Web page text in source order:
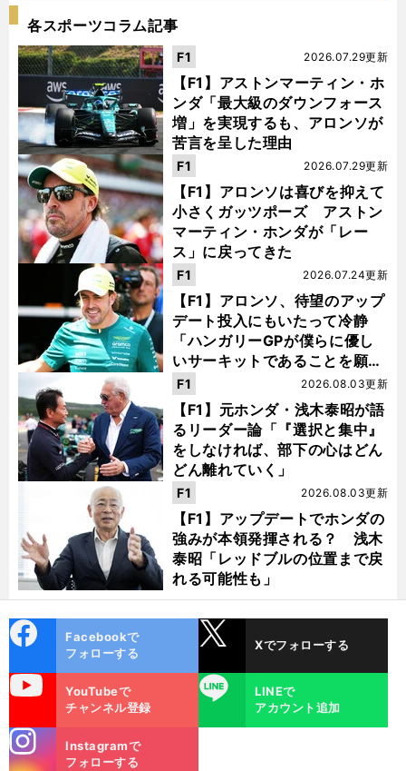
各スポーツコラム記事
【F1】アストンマーティン・ホ
ンダ「最大級のダウンフォース
増」を実現するも、アロンソが
苦言を呈した理由
2026.07.29更新
F1
【F1】アロンソは喜びを抑えて
小さくガッツポーズ アストン
マーティン・ホンダが「レー
ス」に戻ってきた
2026.07.29更新
F1
【F1】アロンソ、待望のアップ
デート投入にもいたって冷静
「ハンガリーGPが僕らに優し
いサーキットであることを願
う」
2026.07.24更新
F1
【F1】元ホンダ・浅木泰昭が語
るリーダー論「『選択と集中』
をしなければ、部下の心はどん
どん離れていく」
2026.08.03更新
F1
【F1】アップデートでホンダの
強みが本領発揮される？ 浅木
泰昭「レッドブルの位置まで戻
れる可能性も」
2026.08.03更新
F1
ok
Facebookで
フォローする
Xでフォローする
YouTubeで
チャンネル登録
LINE
LINEで
アカウント追加
m
Instagramで
フォローする